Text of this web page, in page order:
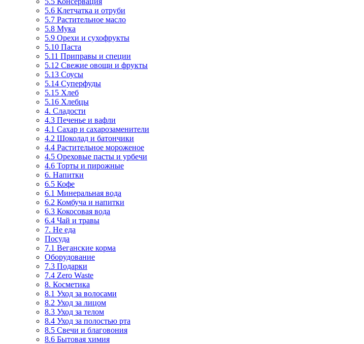
5.6 Клетчатка и отруби
5.7 Растительное масло
5.8 Мука
5.9 Орехи и сухофрукты
5.10 Паста
5.11 Приправы и специи
5.12 Свежие овощи и фрукты
5.13 Соусы
5.14 Суперфуды
5.15 Хлеб
5.16 Хлебцы
4. Сладости
4.3 Печенье и вафли
4.1 Сахар и сахарозаменители
4.2 Шоколад и батончики
4.4 Растительное мороженое
4.5 Ореховые пасты и урбечи
4.6 Торты и пирожные
6. Напитки
6.5 Кофе
6.1 Минеральная вода
6.2 Комбуча и напитки
6.3 Кокосовая вода
6.4 Чай и травы
7. Не еда
Посуда
7.1 Веганские корма
Оборудование
7.3 Подарки
7.4 Zero Waste
8. Косметика
8.1 Уход за волосами
8.2 Уход за лицом
8.3 Уход за телом
8.4 Уход за полостью рта
8.5 Свечи и благовония
8.6 Бытовая химия